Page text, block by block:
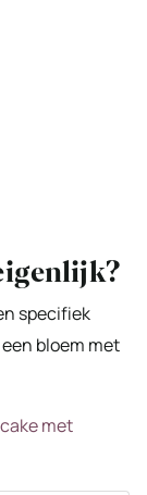
specifiek
bloem met
met